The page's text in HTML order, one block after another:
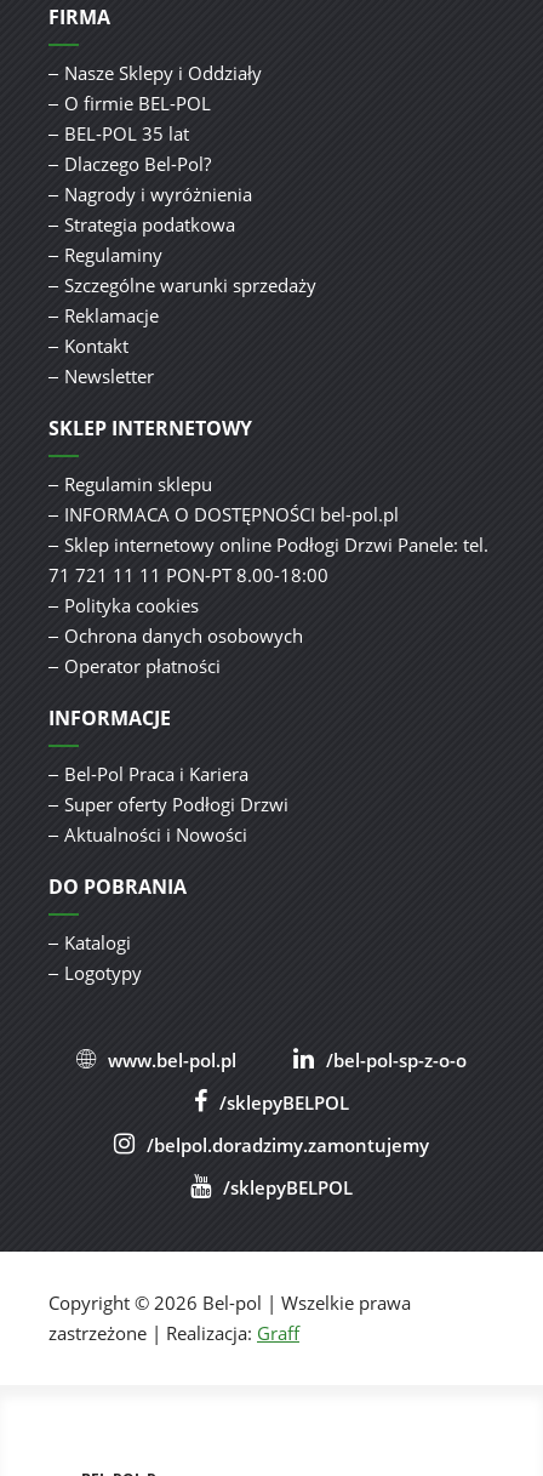
FIRMA
Nasze Sklepy i Oddziały
O firmie BEL-POL
BEL-POL 35 lat
Dlaczego Bel-Pol?
Nagrody i wyróżnienia
Strategia podatkowa
Regulaminy
Szczególne warunki sprzedaży
Reklamacje
Kontakt
Newsletter
SKLEP INTERNETOWY
Regulamin sklepu
INFORMACA O DOSTĘPNOŚCI bel-pol.pl
Sklep internetowy online Podłogi Drzwi Panele: tel.
71 721 11 11 PON-PT 8.00-18:00
Polityka cookies
Ochrona danych osobowych
Operator płatności
INFORMACJE
Bel-Pol Praca i Kariera
Super oferty Podłogi Drzwi
Aktualności i Nowości
DO POBRANIA
Katalogi
Logotypy
www.bel-pol.pl
/bel-pol-sp-z-o-o
/sklepyBELPOL
/belpol.doradzimy.zamontujemy
/sklepyBELPOL
Copyright © 2026 Bel-pol | Wszelkie prawa
zastrzeżone | Realizacja: Graff